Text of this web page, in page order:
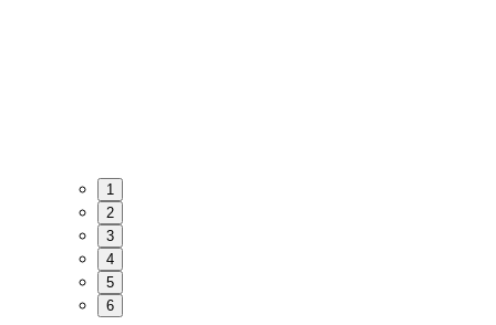
1
2
3
4
5
6